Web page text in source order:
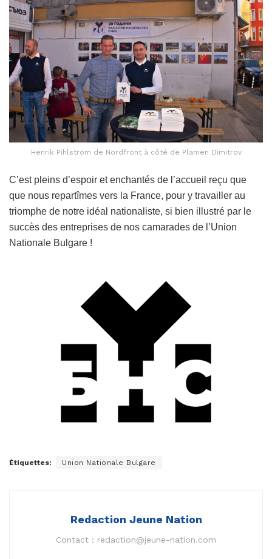
Henrik Pihlström de Nordfront à côté de Plamen Dimitrov
C’est pleins d’espoir et enchantés de l’accueil reçu que
que nous repartîmes vers la France, pour y travailler au
triomphe de notre idéal nationaliste, si bien illustré par le
succès des entreprises de nos camarades de l’Union
Nationale Bulgare !
Étiquettes: Union Nationale Bulgare
Redaction Jeune Nation
Contact : redaction@jeune-nation.com